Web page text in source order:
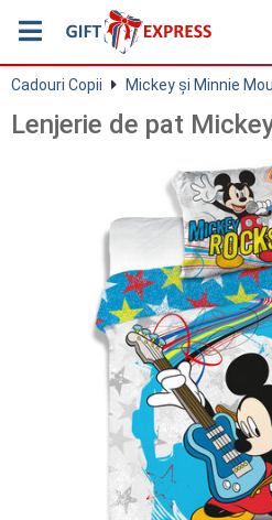
Cadouri Copii Mickey și Minnie
Lenjerie de pat